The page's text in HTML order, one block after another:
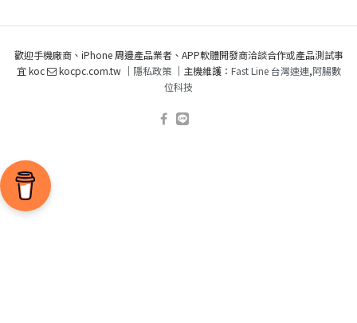
歡迎手機廠商、iPhone 周邊產品業者、APP軟體開發商洽談合作或產品測試事
宜 koc
kocpc.com.tw ｜ 隱私政策｜主機維護： Fast Line 台灣速連,阿腸數
位科技